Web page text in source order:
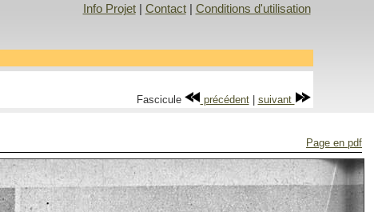
Info Projet| Contact| Conditions d'utilisation
Fascicule précédent| suivant
Page en pdf